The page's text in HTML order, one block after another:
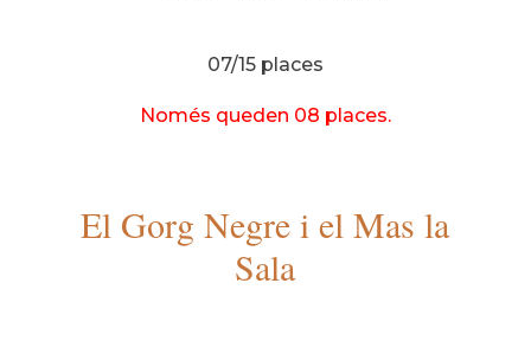
07/15 places
Només queden 08 places.
El Gorg Negre i el Mas la
Sala